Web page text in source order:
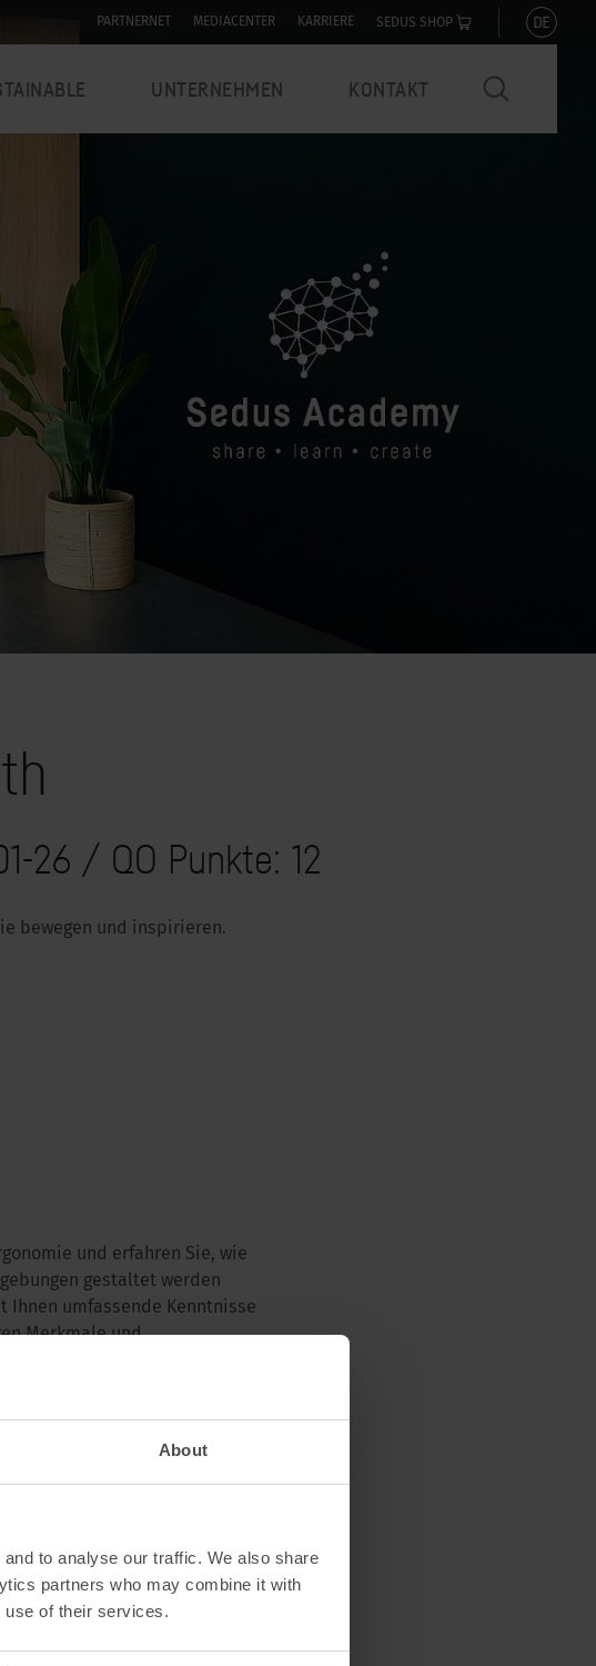
About
to analyse our traffic. We also share
partners who may combine it with
use of their services.
PARTNERNET MEDIACENTER KARRIERE SEDUS SHOP DE
UNTERNEHMEN KONTAKT
26 / QO Punkte: 12
bewegen und inspirieren.
und erfahren Sie, wie
gestaltet werden
Ihnen umfassende Kenntnisse
Merkmale und
Einblicke in
das Wohlbefinden am